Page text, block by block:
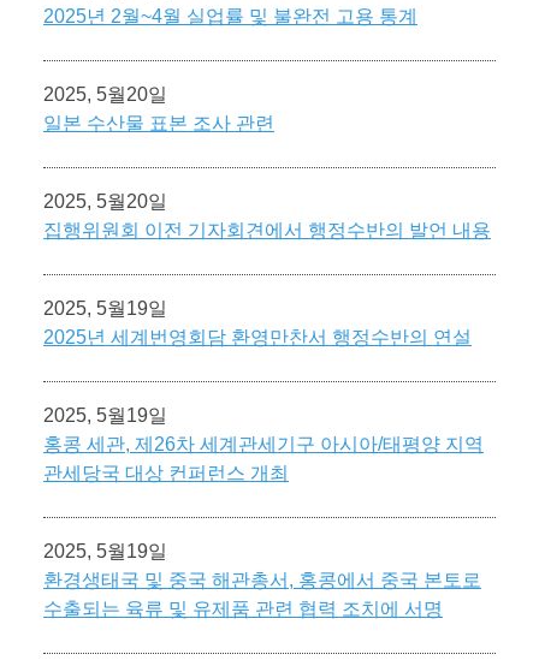
2025년 2월~4월 실업률 및 불완전 고용 통계
2025, 5월20일
일본 수산물 표본 조사 관련
2025, 5월20일
집행위원회 이전 기자회견에서 행정수반의 발언 내용
2025, 5월19일
2025년 세계번영회담 환영만찬서 행정수반의 연설
2025, 5월19일
홍콩 세관, 제26차 세계관세기구 아시아/태평양 지역
관세당국 대상 컨퍼런스 개최
2025, 5월19일
환경생태국 및 중국 해관총서, 홍콩에서 중국 본토로
수출되는 육류 및 유제품 관련 협력 조치에 서명